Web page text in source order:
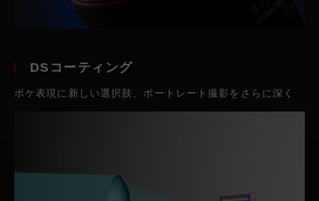
DSコーティング
ボケ表現に新しい選択肢、ポートレート撮影をさらに深く